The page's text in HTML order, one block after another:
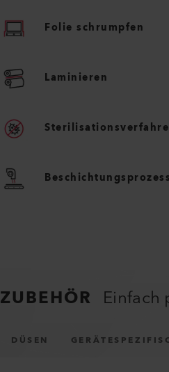
Folie schrumpfen
Laminieren
Beschichtungsprozess
ZUBEHÖR Einfach
DÜSEN